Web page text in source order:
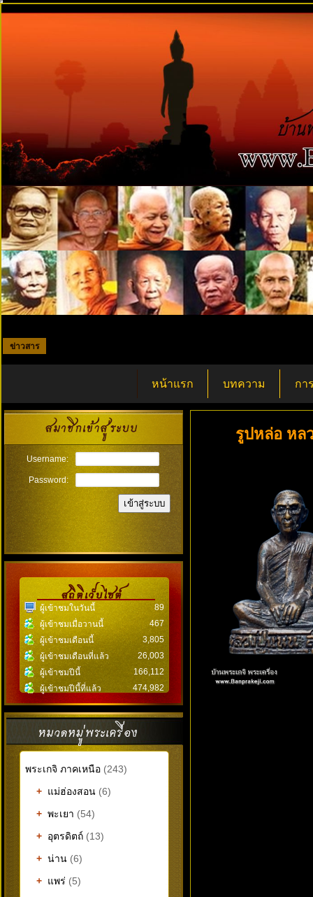
ข่าวสาร
กา
บทความ
หน้าแรก
Username:
Password:
ผู้เข้าชมในวันนี้
89
ผู้เข้าชมเมื่อวานนี้
467
ผู้เข้าชมเดือนนี้
3,805
ผู้เข้าชมเดือนที่แล้ว
26,003
ผู้เข้าชมปีนี้
166,112
ผู้เข้าชมปีนี้ที่แล้ว
474,982
พระเกจิ ภาคเหนือ (243)
+ แม่ฮ่องสอน (6)
+ พะเยา (54)
+ อุตรดิตถ์ (13)
+ น่าน (6)
+ แพร่ (5)
รูปหล่อ หล